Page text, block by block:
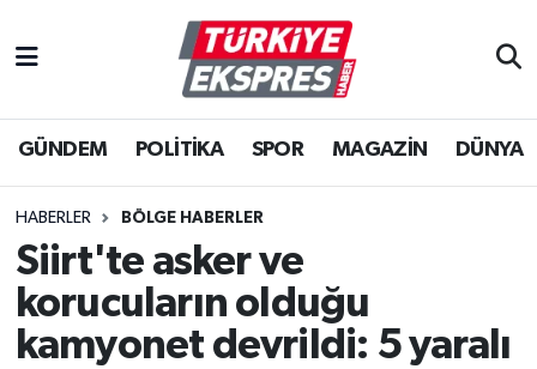
GÜNDEM POLİTİKA SPOR MAGAZİN DÜNYA
HABERLER BÖLGE HABERLER
Siirt'te asker ve
korucuların olduğu
kamyonet devrildi: 5 yaralı
İstanbul Nöbetçi Eczaneler
İstanbul Hava Durumu
İstanbul Namaz Vakitleri
İstanbul Trafik Yoğunluk Haritası
Süper Lig Puan Durumu ve Fikstür